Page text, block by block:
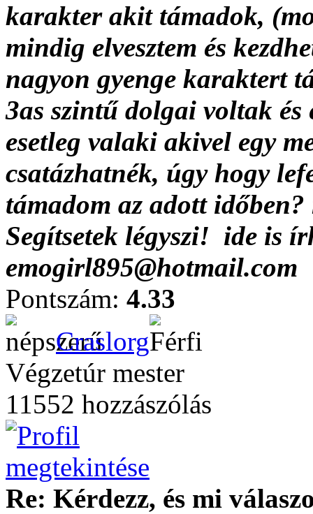
karakter akit támadok,
mindig elvesztem és
nagyon gyenge karaktert
3as szintű dolgai voltak és
esetleg valaki akivel egy
csatázhatnék, úgy hogy
támadom az adott
Segítsetek légyszi! ide is
emogirl895@hotmail.com
Pontszám: 4.33
Craslorg
Végzetúr mester
11552 hozzászólás
Re: Kérdezz, és mi